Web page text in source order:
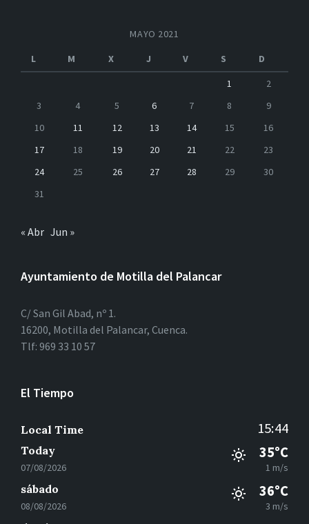
MAYO 2021
L
M X J V S
D
1
2
3
4 5 6 7 8
9
10
11 12 13 14 15
16
17
18 19 20 21 22
23
24
25 26 27 28 29
30
31
« Abr Jun »
Ayuntamiento de Motilla del Palancar
C/ San Gil Abad, nº 1.
16200, Motilla del Palancar, Cuenca.
Tlf: 969 33 10 57
El Tiempo
Local Time 15:44
Today
07/08/2026
35°C
1 m/s
sábado
08/08/2026
36°C
3 m/s